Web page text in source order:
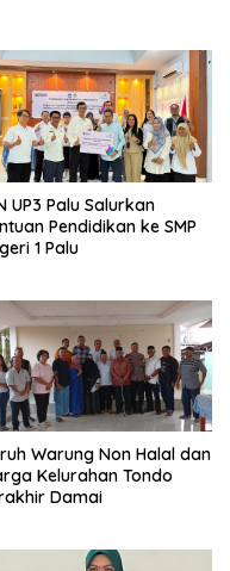
UP3 Palu Salurkan
Pendidikan ke SMP
1 Palu
Warung Non Halal dan
Kelurahan Tondo
Damai